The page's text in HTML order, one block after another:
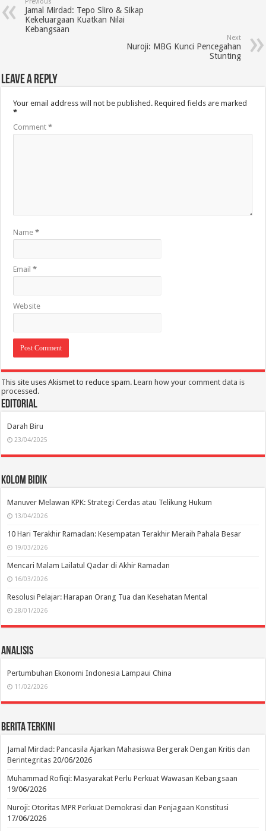
Jamal Mirdad: Tepo Sliro & Sikap
Kekeluargaan Kuatkan Nilai
Kebangsaan
Next
Nuroji: MBG Kunci Pencegahan
Stunting
Leave a Reply
Your email address will not be published. Required fields are marked
*
Comment*
Name*
Email*
Website
This site uses Akismet to reduce spam.Learn how your comment data is
processed.
Editorial
Darah Biru
23/04/2025
Kolom Bidik
Manuver Melawan KPK: Strategi Cerdas atau Telikung Hukum
13/04/2026
10 Hari Terakhir Ramadan: Kesempatan Terakhir Meraih Pahala Besar
19/03/2026
Mencari Malam Lailatul Qadar di Akhir Ramadan
16/03/2026
Resolusi Pelajar: Harapan Orang Tua dan Kesehatan Mental
28/01/2026
Analisis
Pertumbuhan Ekonomi Indonesia Lampaui China
11/02/2026
Berita Terkini
Jamal Mirdad: Pancasila Ajarkan Mahasiswa Bergerak Dengan Kritis dan
Berintegritas 20/06/2026
Muhammad Rofiqi: Masyarakat Perlu Perkuat Wawasan Kebangsaan
19/06/2026
Nuroji: Otoritas MPR Perkuat Demokrasi dan Penjagaan Konstitusi
17/06/2026